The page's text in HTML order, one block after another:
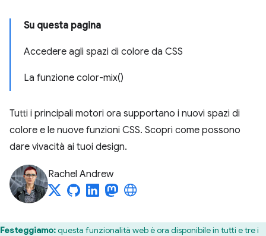
Su questa pagina
Accedere agli spazi di colore da CSS
La funzione color-mix()
Tutti i principali motori ora supportano i nuovi spazi di
colore e le nuove funzioni CSS. Scopri come possono
dare vivacità ai tuoi design.
Rachel Andrew
Festeggiamo:questa funzionalità web è ora disponibile in tutti e tre i